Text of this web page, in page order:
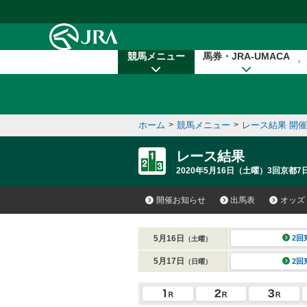
競馬メニュー 馬券・JRA-UMACA
ホーム > 競馬メニュー > レース結果 開
レース結果
2020年5月16日（土曜）3回京都7
開催お知らせ 出馬表 オッズ
5月16日 （土曜） 2回
5月17日 （日曜） 2回